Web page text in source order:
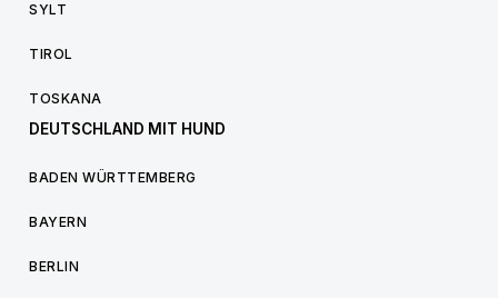
SYLT
TIROL
TOSKANA
DEUTSCHLAND MIT HUND
BADEN WÜRTTEMBERG
BAYERN
BERLIN